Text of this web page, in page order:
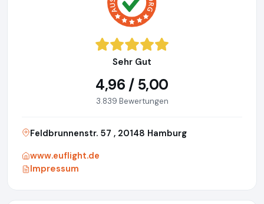
Sehr Gut
4,96 / 5,00
3.839 Bewertungen
Feldbrunnenstr. 57 , 20148 Hamburg
www.euflight.de
Impressum